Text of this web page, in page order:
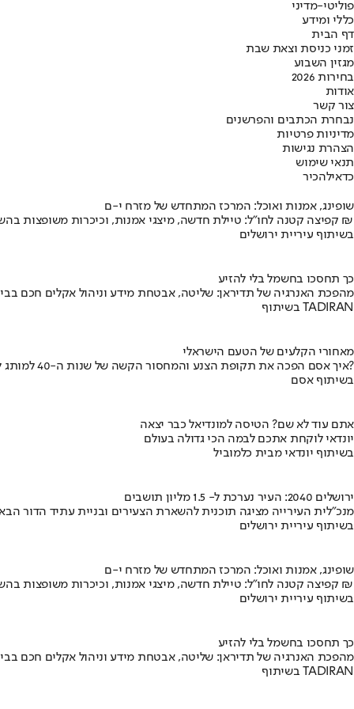
פוליטי-מדיני
כללי ומידע
דף הבית
זמני כניסת וצאת שבת
מגזין השבוע
בחירות 2026
אודות
צור קשר
נבחרת הכתבים והפרשנים
מדיניות פרטיות
הצהרת נגישות
תנאי שימוש
כדאילהכיר
שופינג, אמנות ואוכל: המרכז המתחדש של מזרח י-ם
קפיצה קטנה לחו"ל: טיילת חדשה, מיצגי אמנות, וכיכרות משופצות בהשקעה של 100 מיליון ₪
בשיתוף עיריית ירושלים
כך תחסכו בחשמל בלי להזיע
מהפכת האנרגיה של תדיראן: שליטה, אבטחת מידע וניהול אקלים חכם
בשיתוף TADIRAN
מאחורי הקלעים של הטעם הישראלי
איך אסם הפכה את תקופת הצנע והמחסור הקשה של שנות ה-40 למותג לאומי?
בשיתוף אסם
אתם עוד לא שם? הטיסה למונדיאל כבר יצאה
יונדאי לוקחת אתכם לבמה הכי גדולה בעולם
בשיתוף יונדאי מבית כלמוביל
ירושלים 2040: העיר נערכת ל- 1.5 מליון תושבים
מנכ"לית העירייה מציגה תוכנית להשארת הצעירים ובניית עתיד הדור
בשיתוף עיריית ירושלים
שופינג, אמנות ואוכל: המרכז המתחדש של מזרח י-ם
קפיצה קטנה לחו"ל: טיילת חדשה, מיצגי אמנות, וכיכרות משופצות בהשקעה של 100 מיליון ₪
בשיתוף עיריית ירושלים
כך תחסכו בחשמל בלי להזיע
מהפכת האנרגיה של תדיראן: שליטה, אבטחת מידע וניהול אקלים חכם
בשיתוף TADIRAN